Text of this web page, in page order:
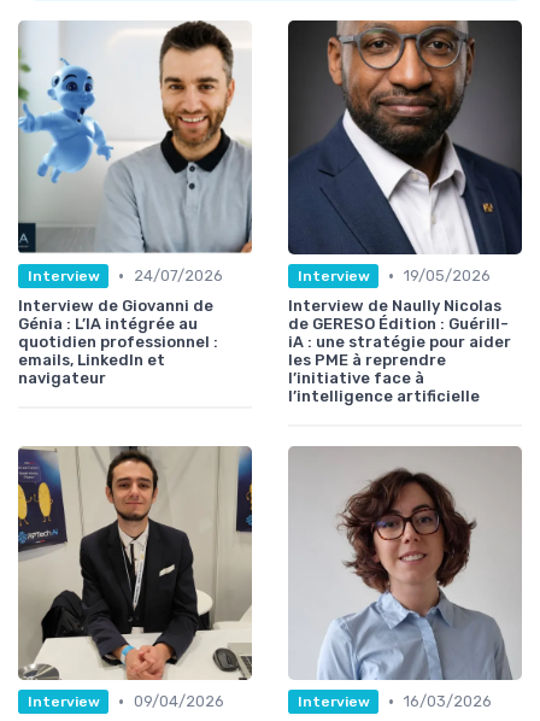
Interview •
24/07/2026
Interview de Giovanni de
Génia : L’IA intégrée au
quotidien professionnel :
emails, LinkedIn et
navigateur
Interview • 19/05/2026
Interview de Naully Nicolas
de GERESO Édition : Guérill-
iA : une stratégie pour aider
les PME à reprendre
l’initiative face à
l’intelligence artificielle
Interview • 09/04/2026
Interview • 16/03/2026